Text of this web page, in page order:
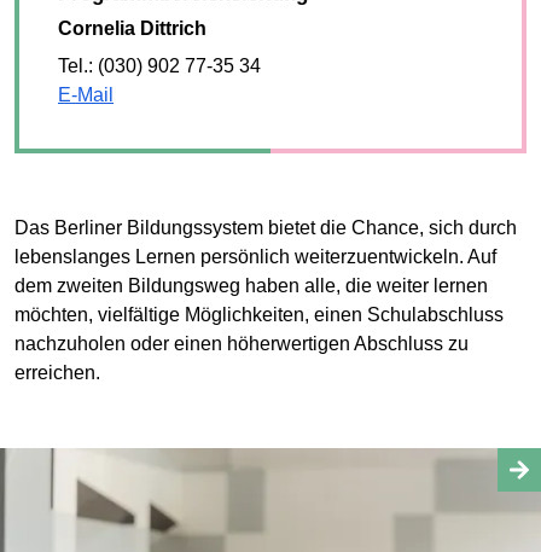
Cornelia Dittrich
Tel.: (030) 902 77-35 34
E-Mail
Das Berliner Bildungssystem bietet die Chance, sich durch
lebenslanges Lernen persönlich weiterzuentwickeln. Auf
dem zweiten Bildungsweg haben alle, die weiter lernen
möchten, vielfältige Möglichkeiten, einen Schulabschluss
nachzuholen oder einen höherwertigen Abschluss zu
erreichen.